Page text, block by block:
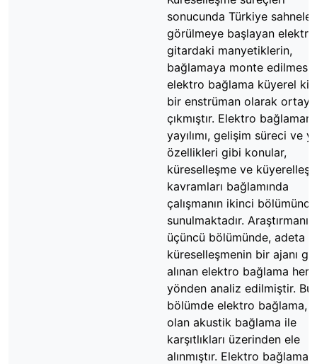
sonucunda Türkiye
görülmeye başlayan elektro
gitardaki manyetiklerin,
bağlamaya monte
elektro bağlama küyerel
bir enstrüman olarak ortaya
çıkmıştır. Elektro
yayılımı, gelişim süreci ve
özellikleri gibi konular,
küreselleşme ve
kavramları bağlamında
çalışmanın ikinci bölümünde
sunulmaktadır. Araştırmanın
üçüncü bölümünde, adeta
küreselleşmenin bir ajanı
alınan elektro bağlama her
yönden analiz edilmiştir. Bu
bölümde elektro bağlama,
olan akustik bağlama ile
karşıtlıkları üzerinden ele
alınmıştır. Elektro